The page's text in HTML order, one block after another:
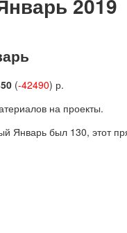
2019
(-42490) р.
на проекты.
Январь был 130, этот